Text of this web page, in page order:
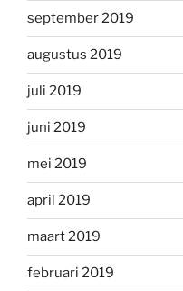
september 2019
augustus 2019
juli 2019
juni 2019
mei 2019
april 2019
maart 2019
februari 2019